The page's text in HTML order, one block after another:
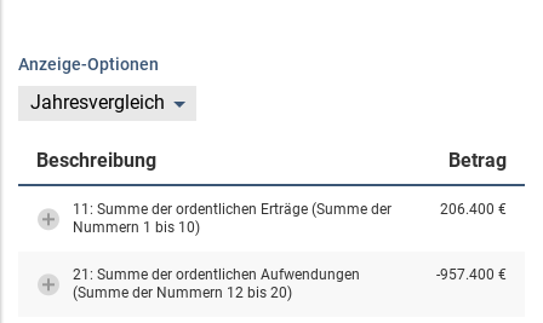
Anzeige-Optionen
Jahresvergleich
Beschreibung Betrag
11: Summe der ordentlichen Erträge (Summe der
Nummern 1 bis 10)
206.400 €
21: Summe der ordentlichen Aufwendungen
(Summe der Nummern 12 bis 20)
-957.400 €